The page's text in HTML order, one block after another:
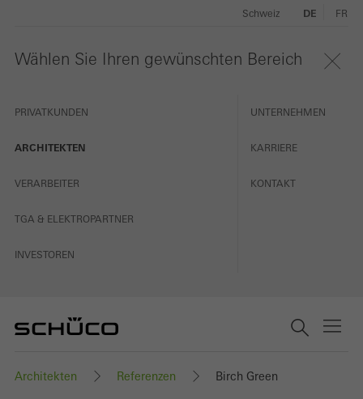
Wählen Sie Ihren gewünschten Bereich
PRIVATKUNDEN
ARCHITEKTEN
VERARBEITER
TGA & ELEKTROPARTNER
INVESTOREN
UNTERNEHMEN
KARRIERE
KONTAKT
Schweiz DE FR
Architekten Referenzen Birch Green